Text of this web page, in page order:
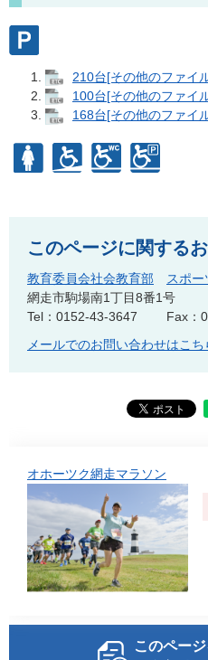
210台[その他のファイ
100台[その他のファイ
168台[その他のファイ
このページに関する
教育委員会社会教育部 スポー
網走市駒場南1丁目8番1号
Tel：0152-43-3647
Fax：
メールでのお問い合わせはこち
オホーツク網走マラソン
このペー